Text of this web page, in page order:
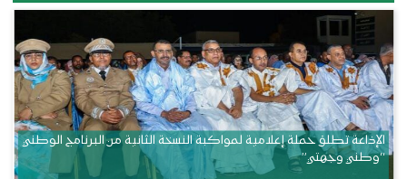
الإذاعة تطلق حملة إعلامية لمواكبة النسخة الثانية من البرنامج الوطني
“وطني وجهتي”